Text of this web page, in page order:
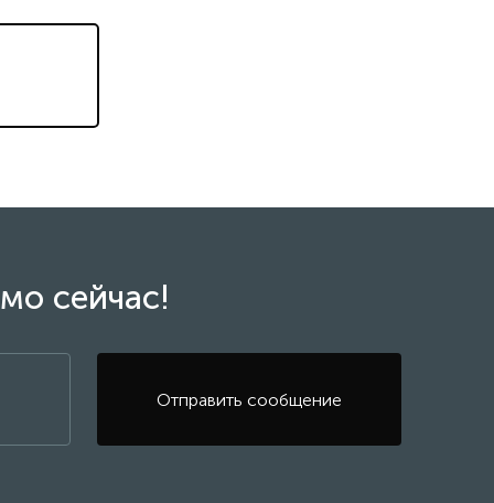
сейчас!
Отправить сообщение